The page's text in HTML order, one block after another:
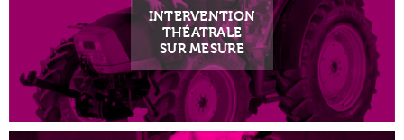
INTERVENTION
THÉATRALE
SUR MESURE